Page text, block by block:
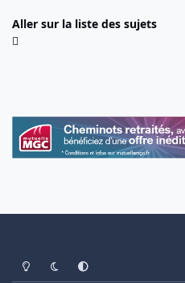
Aller sur la liste des sujets
Light ModeDark ModeSystem Preference